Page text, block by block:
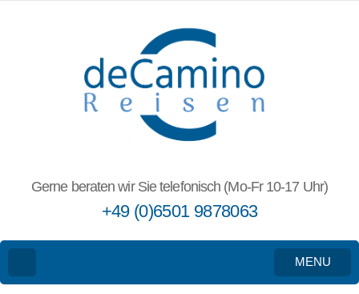
Gerne beraten wir Sie telefonisch (Mo-Fr 10-17 Uhr)
+49 (0)6501 9878063
MENU